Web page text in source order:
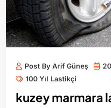
Post By Arif Güneş
100 Yıl Lastikçi
kuzey marmara